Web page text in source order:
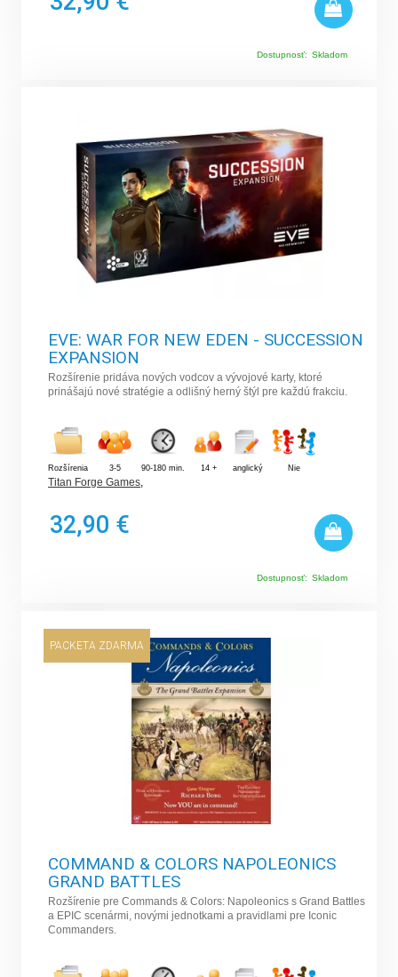
Dostupnosť: Skladom
EVE: WAR FOR NEW EDEN - SUCCESSION
EXPANSION
Rozšírenie pridáva nových vodcov a vývojové karty, ktoré
prinášajú nové stratégie a odlišný herný štýl pre každú frakciu.
Rozšírenia 3-5 90-180 min. 14 + anglický Nie
Titan Forge Games,
32,90 €
Dostupnosť: Skladom
PACKETA ZDARMA
COMMAND & COLORS NAPOLEONICS
GRAND BATTLES
Rozšírenie pre Commands & Colors: Napoleonics s Grand Battles
a EPIC scenármi, novými jednotkami a pravidlami pre Iconic
Commanders.